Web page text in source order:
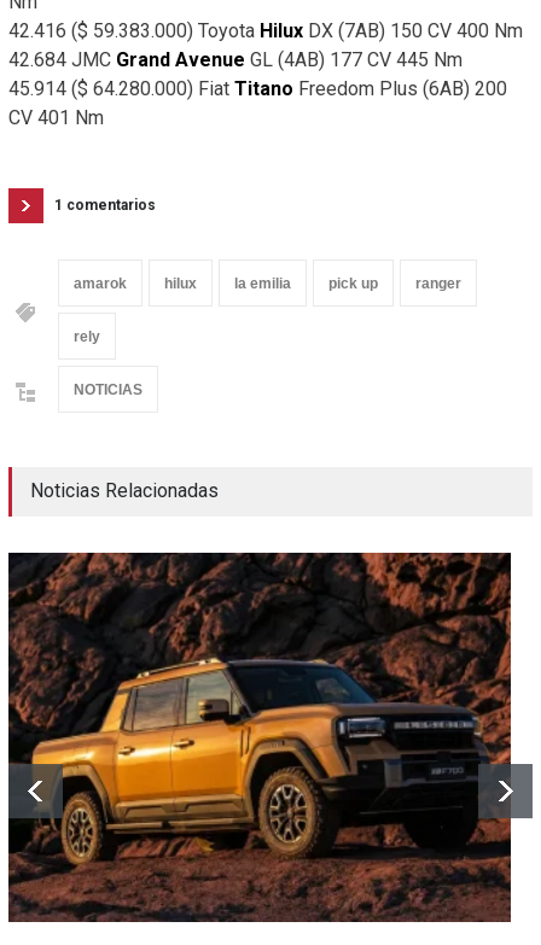
42.416 ($ 59.383.000) Toyota HiluxDX (7AB) 150 CV 400 Nm
42.684 JMC Grand Avenue GL (4AB) 177 CV 445 Nm
45.914 ($ 64.280.000) Fiat Titano Freedom Plus (6AB) 200
CV 401 Nm
1 comentarios
amarok hilux la emilia pick up ranger
rely
NOTICIAS
Noticias Relacionadas